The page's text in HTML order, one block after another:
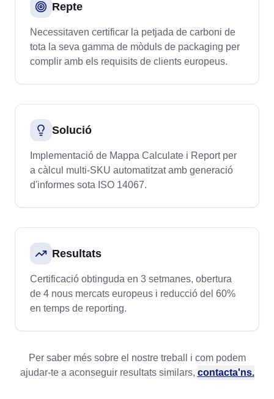
Repte
Necessitaven certificar la petjada de carboni de
tota la seva gamma de mòduls de packaging per
complir amb els requisits de clients europeus.
Solució
Implementació de Mappa Calculate i Report per
a càlcul multi-SKU automatitzat amb generació
d'informes sota ISO 14067.
Resultats
Certificació obtinguda en 3 setmanes, obertura
de 4 nous mercats europeus i reducció del 60%
en temps de reporting.
Per saber més sobre el nostre treball i com podem
ajudar-te a aconseguir resultats similars, contacta'ns.